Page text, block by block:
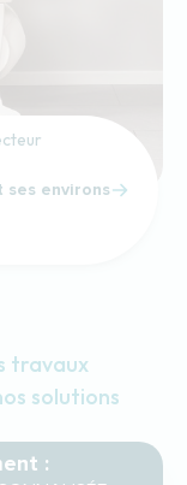
ses environs
travaux
solutions
: